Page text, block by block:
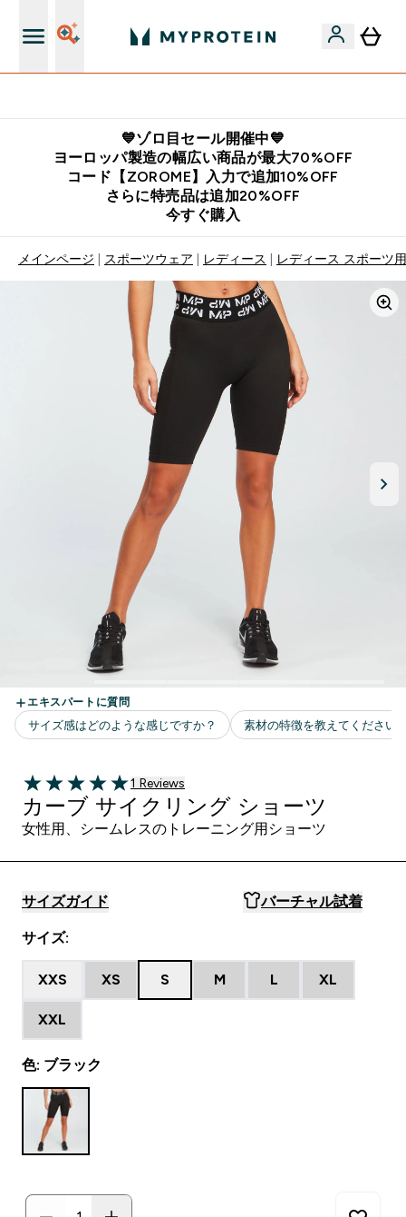
💙ゾロ目セール開催中💙
ヨーロッパ製造の幅広い商品が最大70%OFF
コード【ZOROME】入力で追加10%OFF
さらに特売品は追加20%OFF
今すぐ購入
メインページ スポーツウェア レディース レディース スポーツ
5 out of 5 stars
1 ＋件の口コミ
1 Reviews
カーブ サイクリング ショーツ
女性用、シームレスのトレーニング用ショーツ
サイズガイド バーチャル試着
サイズ:
XXS XS S M L XL
XXL
色: ブラック